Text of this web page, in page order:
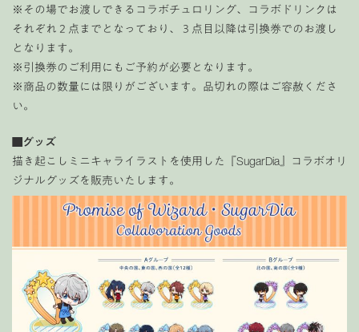
※その場でお渡しできるコラボチュロリング、コラボドリンクは
それぞれ２点までとなっており、３点目以降は引換券でのお渡し
となります。
※引換券のご利用にもご予約が必要となります。
※商品の数量には限りがございます。品切れの際はご容赦くださ
い。
■グッズ
描き起こしミニキャライラストを使用した『SugarDia』コラボオリ
ジナルグッズを販売いたします。